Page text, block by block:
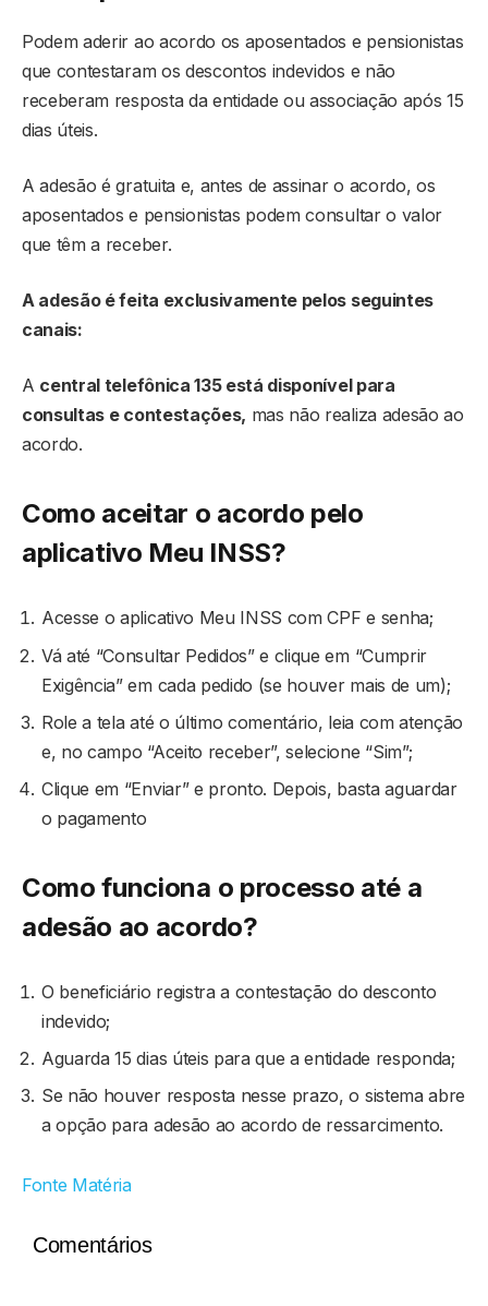
Podem aderir ao acordo os aposentados e pensionistas
que contestaram os descontos indevidos e não
receberam resposta da entidade ou associação após 15
dias úteis.
A adesão é gratuita e, antes de assinar o acordo, os
aposentados e pensionistas podem consultar o valor
que têm a receber.
A adesão é feita exclusivamente pelos seguintes
canais:
A central telefônica 135 está disponível para
consultas e contestações, mas não realiza adesão ao
acordo.
Como aceitar o acordo pelo
aplicativo Meu INSS?
Acesse o aplicativo Meu INSS com CPF e senha;
Vá até “Consultar Pedidos” e clique em “Cumprir
Exigência” em cada pedido (se houver mais de um);
Role a tela até o último comentário, leia com atenção
e, no campo “Aceito receber”, selecione “Sim”;
Clique em “Enviar” e pronto. Depois, basta aguardar
o pagamento
Como funciona o processo até a
adesão ao acordo?
O beneficiário registra a contestação do desconto
indevido;
Aguarda 15 dias úteis para que a entidade responda;
Se não houver resposta nesse prazo, o sistema abre
a opção para adesão ao acordo de ressarcimento.
Fonte Matéria
Comentários